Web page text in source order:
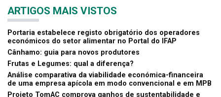
ARTIGOS MAIS VISTOS
Portaria estabelece registo obrigatório dos operadores
económicos do setor alimentar no Portal do IFAP
Cânhamo: guia para novos produtores
Frutas e Legumes: qual a diferença?
Análise comparativa da viabilidade económica-financeira
de uma empresa apícola em modo convencional e em MPB
Projeto TomAC comprova ganhos de sustentabilidade e